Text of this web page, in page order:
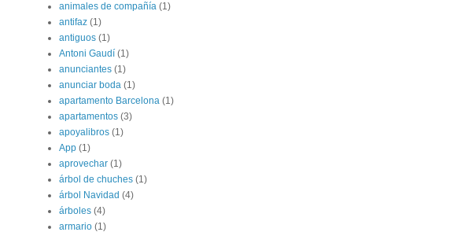
animales de compañía (1)
antifaz (1)
antiguos (1)
Antoni Gaudí (1)
anunciantes (1)
anunciar boda (1)
apartamento Barcelona (1)
apartamentos (3)
apoyalibros (1)
App (1)
aprovechar (1)
árbol de chuches (1)
árbol Navidad (4)
árboles (4)
armario (1)